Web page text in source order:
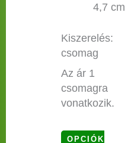
4,7 cm
Kiszerelés:
csomag
Az ár 1
csomagra
vonatkozik.
OPCIÓK